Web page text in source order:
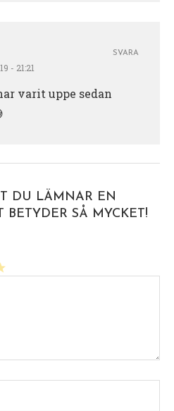
- 21:21
varit uppe sedan
SVARA
DU LÄMNAR EN
BETYDER SÅ MYCKET!